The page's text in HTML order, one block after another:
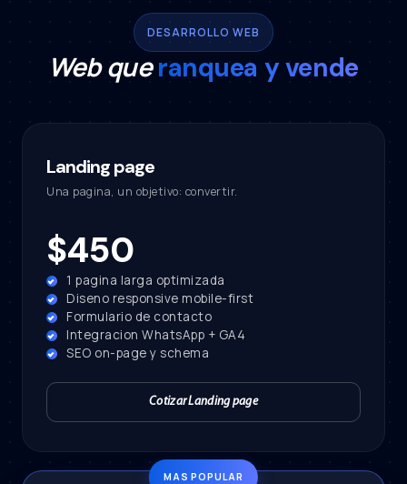
DESARROLLO WEB
Web queranquea y vende
Landing page
Una pagina, un objetivo: convertir.
$450
1 pagina larga optimizada
Diseno responsive mobile-first
Formulario de contacto
Integracion WhatsApp + GA4
SEO on-page y schema
Cotizar Landing page